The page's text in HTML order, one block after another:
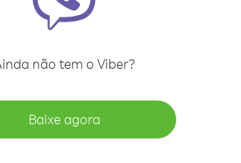
não tem o Viber?
Baixe agora